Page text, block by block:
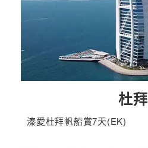
杜拜
溱愛杜拜帆船賞7天(EK)